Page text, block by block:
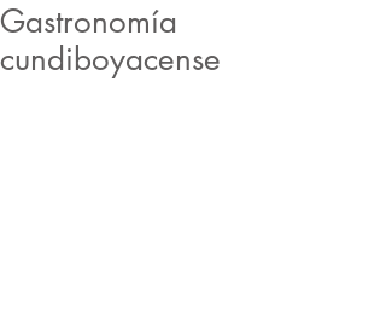
Gastronomía
cundiboyacense